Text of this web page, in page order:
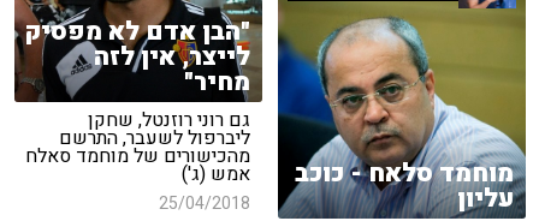
"הבן אדם לא מפסיק
לייצר, אין לזה
מחיר"
גם רוני רוזנטל, שחקן
ליברפול לשעבר, התרשם
מהכישורים של מוחמד סאלח
אמש (ג')
25/04/2018
מוחמד סלאח - כוכב
עליון